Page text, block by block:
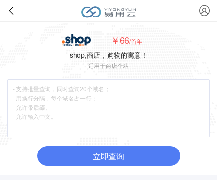
￥66/首年
shop,商店，购物的寓意！
适用于商店个站
立即查询